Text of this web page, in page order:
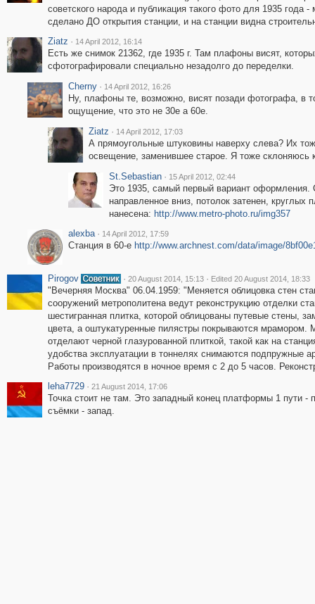
советского народа и публикация такого фото для 1935
сделано ДО открытия станции, и на станции видна
Ziatz · 14 April 2012, 16:14
Есть же снимок 21362, где 1935 г. Там плафоны висят,
сфотографировали специально незадолго до переделки.
Cherny · 14 April 2012, 16:26
Ну, плафоны те, возможно, висят позади фотографа, в
ощущение, что это не 30е а 60е.
Ziatz · 14 April 2012, 17:03
А прямоугольные штуковины наверху слева? Их
освещение, заменившее старое. Я тоже склоняюсь
St.Sebastian · 15 April 2012, 02:44
Это 1935, самый первый вариант оформления.
направленное вниз, потолок затенен,
нанесена: http://www.metro-photo.ru/img357
alexba · 14 April 2012, 17:59
Станция в 60-е http://www.archnest.com/data/image/
Pirogov · 20 August 2014, 15:13 · Edited 20 August 2014, 18:33
"Вечерняя Москва" 06.04.1959: "Меняется облицовка стен
сооружений метрополитена ведут реконструкцию отделки
шестигранная плитка, которой облицованы путевые стены,
цвета, а оштукатуренные пилястры покрываются мрамором.
отделают черной глазурованной плиткой, такой как на
удобства эксплуатации в тоннелях снимаются подпружные
Работы производятся в ночное время с 2 до 5 часов.
leha7729 · 21 August 2014, 17:06
Точка стоит не там. Это западный конец платформы 1 пути
съёмки - запад.